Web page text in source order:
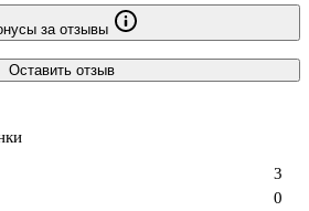
за отзывы
Оставить отзыв
0
3